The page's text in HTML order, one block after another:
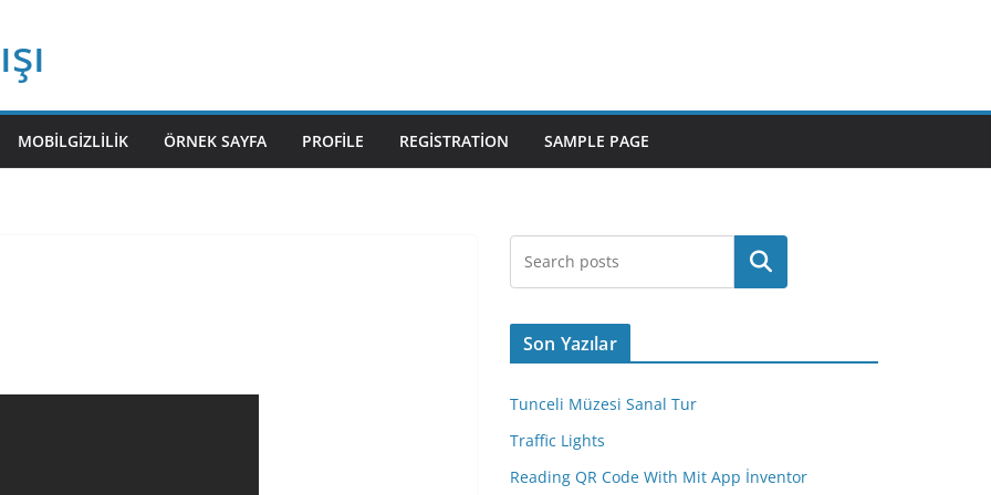
MOBILGIZLILIK ÖRNEK SAYFA PROFILE REGISTRATION SAMPLE PAGE
Ara
Son Yazılar
Tunceli Müzesi Sanal Tur
Traffic Lights
Reading QR Code With Mit App İnventor